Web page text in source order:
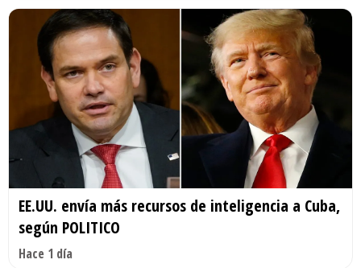
EE.UU. envía más recursos de inteligencia a Cuba,
según POLITICO
Hace 1 día